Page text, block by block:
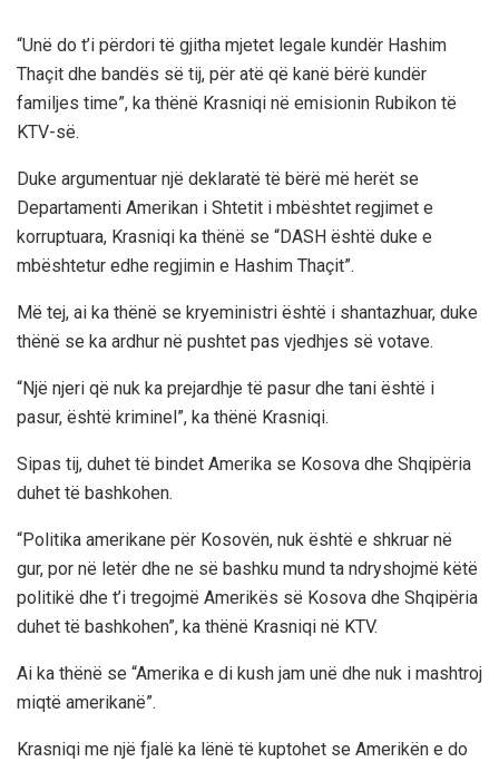
“Unë do t’i përdori të gjitha mjetet legale kundër Hashim
Thaçit dhe bandës së tij, për atë që kanë bërë kundër
familjes time”, ka thënë Krasniqi në emisionin Rubikon të
KTV-së.
Duke argumentuar një deklaratë të bërë më herët se
Departamenti Amerikan i Shtetit i mbështet regjimet e
korruptuara, Krasniqi ka thënë se “DASH është duke e
mbështetur edhe regjimin e Hashim Thaçit”.
Më tej, ai ka thënë se kryeministri është i shantazhuar, duke
thënë se ka ardhur në pushtet pas vjedhjes së votave.
“Një njeri që nuk ka prejardhje të pasur dhe tani është i
pasur, është kriminel”, ka thënë Krasniqi.
Sipas tij, duhet të bindet Amerika se Kosova dhe Shqipëria
duhet të bashkohen.
“Politika amerikane për Kosovën, nuk është e shkruar në
gur, por në letër dhe ne së bashku mund ta ndryshojmë këtë
politikë dhe t’i tregojmë Amerikës së Kosova dhe Shqipëria
duhet të bashkohen”, ka thënë Krasniqi në KTV.
Ai ka thënë se “Amerika e di kush jam unë dhe nuk i mashtroj
miqtë amerikanë”.
Krasniqi me një fjalë ka lënë të kuptohet se Amerikën e do